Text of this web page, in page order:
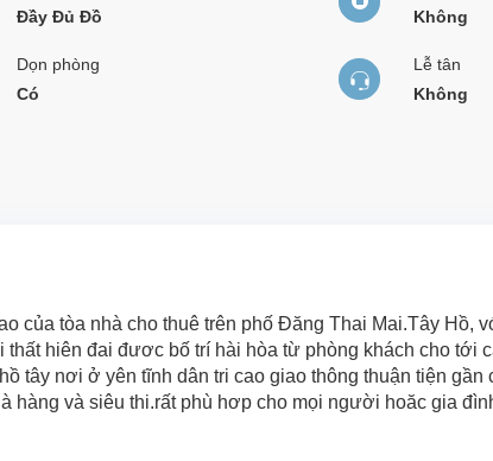
Đầy Đủ Đồ
Không
Dọn phòng
Có
Lễ tân
Không
của tòa nhà cho thuê trên phố Đăng Thai Mai.Tây Hồ,
hiên đai đươc bố trí hài hòa từ phòng khách cho tới
tây nơi ở yên tĩnh dân tri cao giao thông thuận tiện
hàng và siêu thi.rất phù hơp cho mọi người hoăc gia